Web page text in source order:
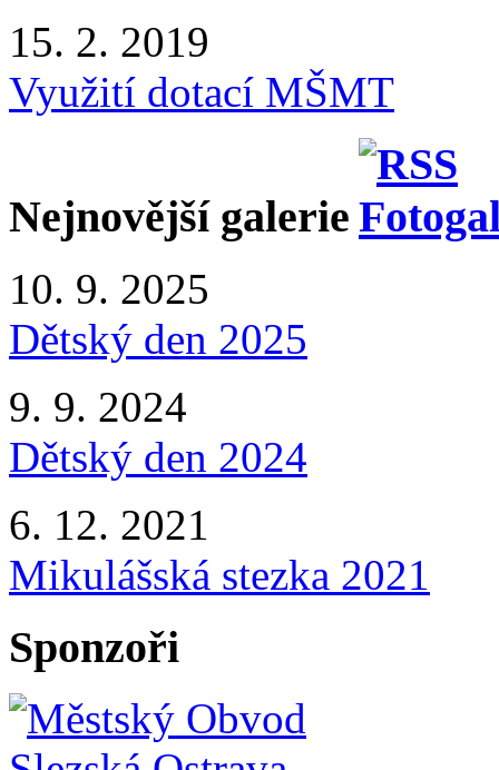
15. 2. 2019
Využití dotací MŠMT
Nejnovější galerie
10. 9. 2025
Dětský den 2025
9. 9. 2024
Dětský den 2024
6. 12. 2021
Mikulášská stezka 2021
Sponzoři